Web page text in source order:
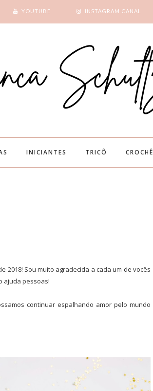
YOUTUBE INSTAGRAM CANAL
INICIANTES TRICÔ CROCHÊ
2018! Sou muito agradecida a cada um de vocês
ajuda pessoas!
continuar espalhando amor pelo mundo